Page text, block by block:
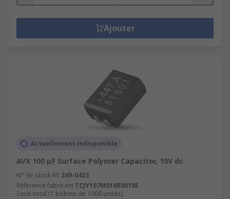
Ajouter
Actuellement indisponible
AVX 100 μF Surface Polymer Capacitor, 10V dc
N° de stock RS 249-0423
Référence fabricant TCJY107M010R0018E
Sous-total (1 bobine de 1000 unités)